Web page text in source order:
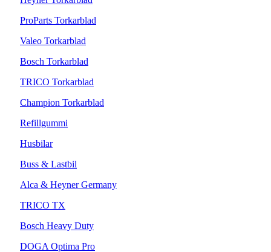
ProParts Torkarblad
Valeo Torkarblad
Bosch Torkarblad
TRICO Torkarblad
Champion Torkarblad
Refillgummi
Husbilar
Buss & Lastbil
Alca & Heyner Germany
TRICO TX
Bosch Heavy Duty
DOGA Optima Pro